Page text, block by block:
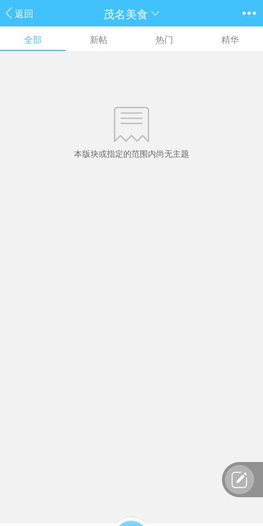
返回 茂名美食
全部 新帖 热门 精华
本版块或指定的范围内尚无主题